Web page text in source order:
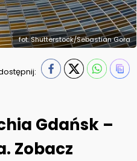
fot. Shutterstock/Sebastian Gora
Gdańsk –
Zobacz